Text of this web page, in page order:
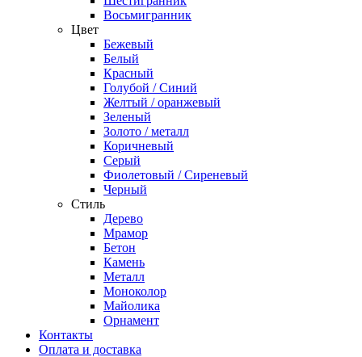
Восьмигранник
Цвет
Бежевый
Белый
Красный
Голубой / Синий
Желтый / оранжевый
Зеленый
Золото / металл
Коричневый
Серый
Фиолетовый / Сиреневый
Черный
Стиль
Дерево
Мрамор
Бетон
Камень
Металл
Моноколор
Майолика
Орнамент
Контакты
Оплата и доставка